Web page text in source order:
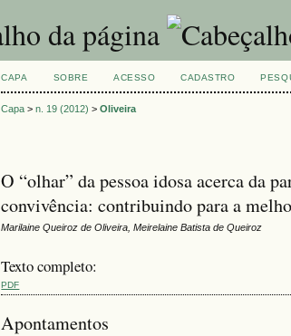
CAPA SOBRE ACESSO CADASTRO
Capa >n. 19 (2012) >Oliveira
O “olhar” da pessoa idosa acerca da
convivência: contribuindo para a
Marilaine Queiroz de Oliveira, Meirelaine Batista de Queiroz
Texto completo:
PDF
Apontamentos